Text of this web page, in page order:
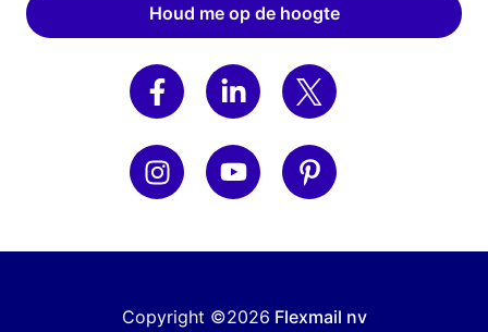
Houd me op de hoogte
Copyright ©2026 Flexmail nv